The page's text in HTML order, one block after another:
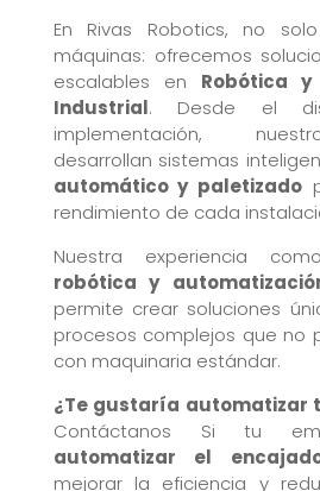
En Rivas Robotics, no
máquinas: ofrecemos
escalables en Robótica y
Industrial. Desde el
implementación,
desarrollan sistemas
automático y paletizado
rendimiento de cada
Nuestra experiencia
robótica y
permite crear soluciones
procesos complejos que no
con maquinaria estándar.
¿Te gustaría automatizar
Contáctanos Si tu
automatizar el
mejorar la eficiencia y